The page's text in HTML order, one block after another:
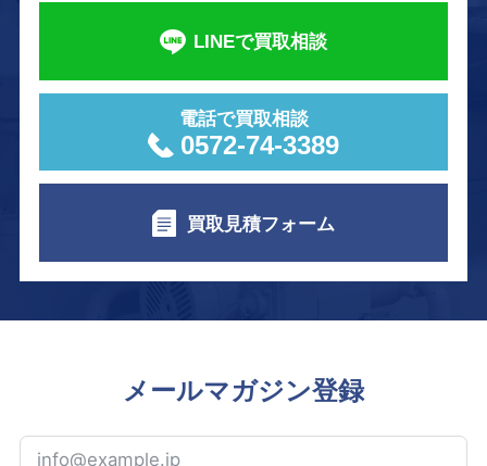
LINEで買取相談
電話で買取相談
0572-74-3389
買取見積フォーム
メールマガジン登録